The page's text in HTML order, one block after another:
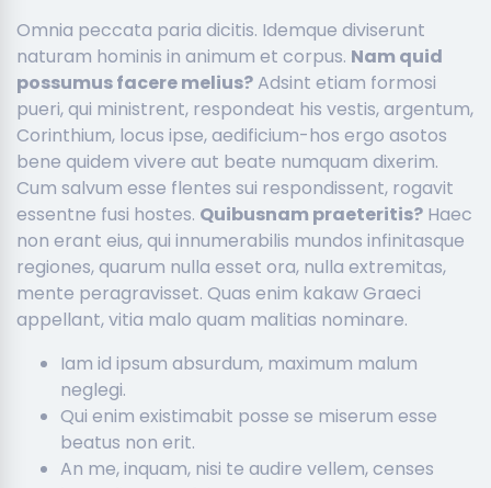
Omnia peccata paria dicitis. Idemque diviserunt
naturam hominis in animum et corpus. Nam quid
possumus facere melius?Adsint etiam formosi
pueri, qui ministrent, respondeat his vestis, argentum,
Corinthium, locus ipse, aedificium-hos ergo asotos
bene quidem vivere aut beate numquam dixerim.
Cum salvum esse flentes sui respondissent, rogavit
essentne fusi hostes. Quibusnam praeteritis? Haec
non erant eius, qui innumerabilis mundos infinitasque
regiones, quarum nulla esset ora, nulla extremitas,
mente peragravisset. Quas enim kakaw Graeci
appellant, vitia malo quam malitias nominare.
Iam id ipsum absurdum, maximum malum
neglegi.
Qui enim existimabit posse se miserum esse
beatus non erit.
An me, inquam, nisi te audire vellem, censes